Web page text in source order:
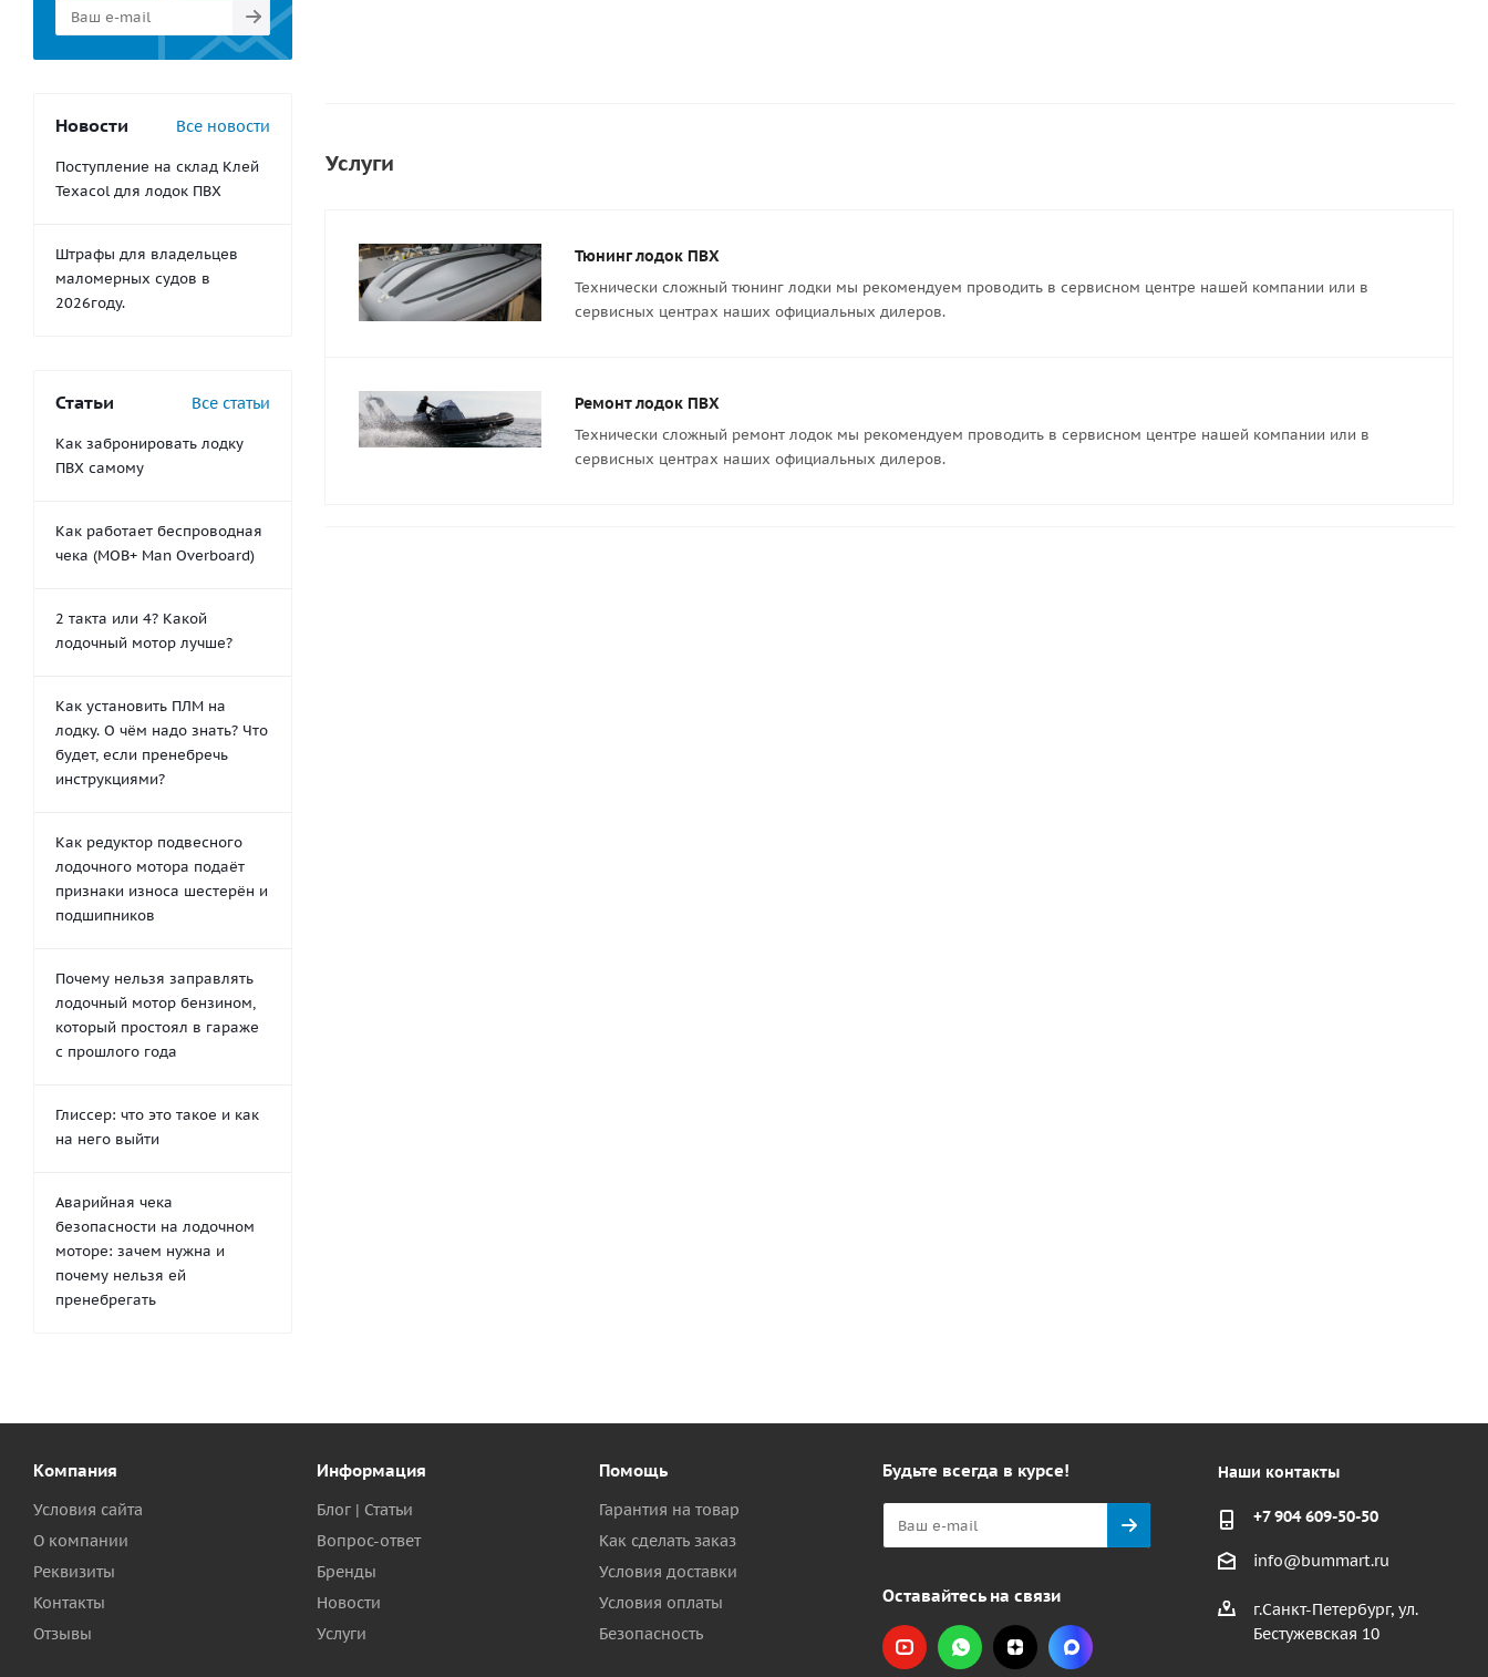
Услуги
Тюнинг лодок ПВХ
Технически сложный тюнинг лодки мы рекомендуем проводить в сервисном центре нашей компании или в
сервисных центрах наших официальных дилеров.
Ремонт лодок ПВХ
Технически сложный ремонт лодок мы рекомендуем проводить в сервисном центре нашей компании или в
сервисных центрах наших официальных дилеров.
Новости Все новости
Поступление на склад Клей
Texacol для лодок ПВХ
Штрафы для владельцев
маломерных судов в
2026году.
Статьи Все статьи
Как забронировать лодку
ПВХ самому
Как работает беспроводная
чека (MOB+ Man Overboard)
2 такта или 4? Какой
лодочный мотор лучше?
Как установить ПЛМ на
лодку. О чём надо знать? Что
будет, если пренебречь
инструкциями?
Как редуктор подвесного
лодочного мотора подаёт
признаки износа шестерён и
подшипников
Почему нельзя заправлять
лодочный мотор бензином,
который простоял в гараже
с прошлого года
Глиссер: что это такое и как
на него выйти
Аварийная чека
безопасности на лодочном
моторе: зачем нужна и
почему нельзя ей
пренебрегать
Компания
Условия сайта
О компании
Реквизиты
Контакты
Отзывы
Информация
Блог | Статьи
Вопрос-ответ
Бренды
Новости
Услуги
Помощь
Гарантия на товар
Как сделать заказ
Условия доставки
Условия оплаты
Безопасность
Будьте всегда в курсе!
Оставайтесь на связи
Наши контакты
+7 904 609-50-50
info@bummart.ru
г.Санкт-Петербург, ул.
Бестужевская 10